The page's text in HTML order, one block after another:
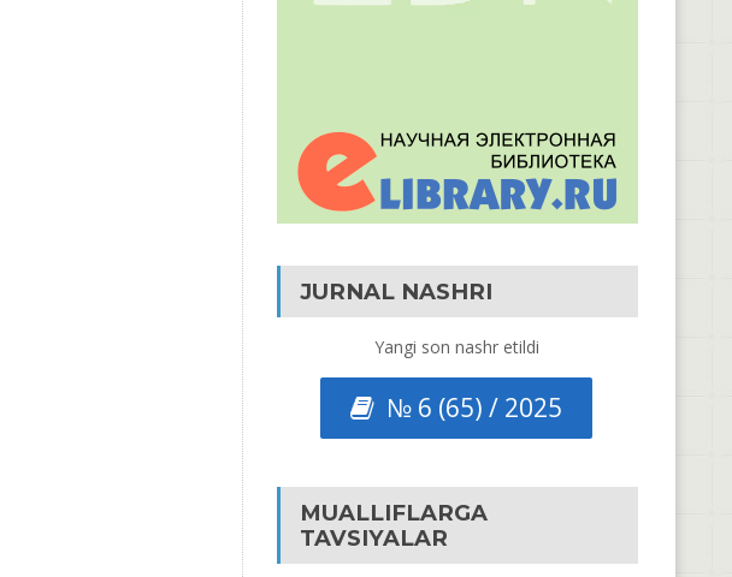
JURNAL NASHRI
Yangi son nashr etildi
№ 6 (65) / 2025
MUALLIFLARGA
TAVSIYALAR